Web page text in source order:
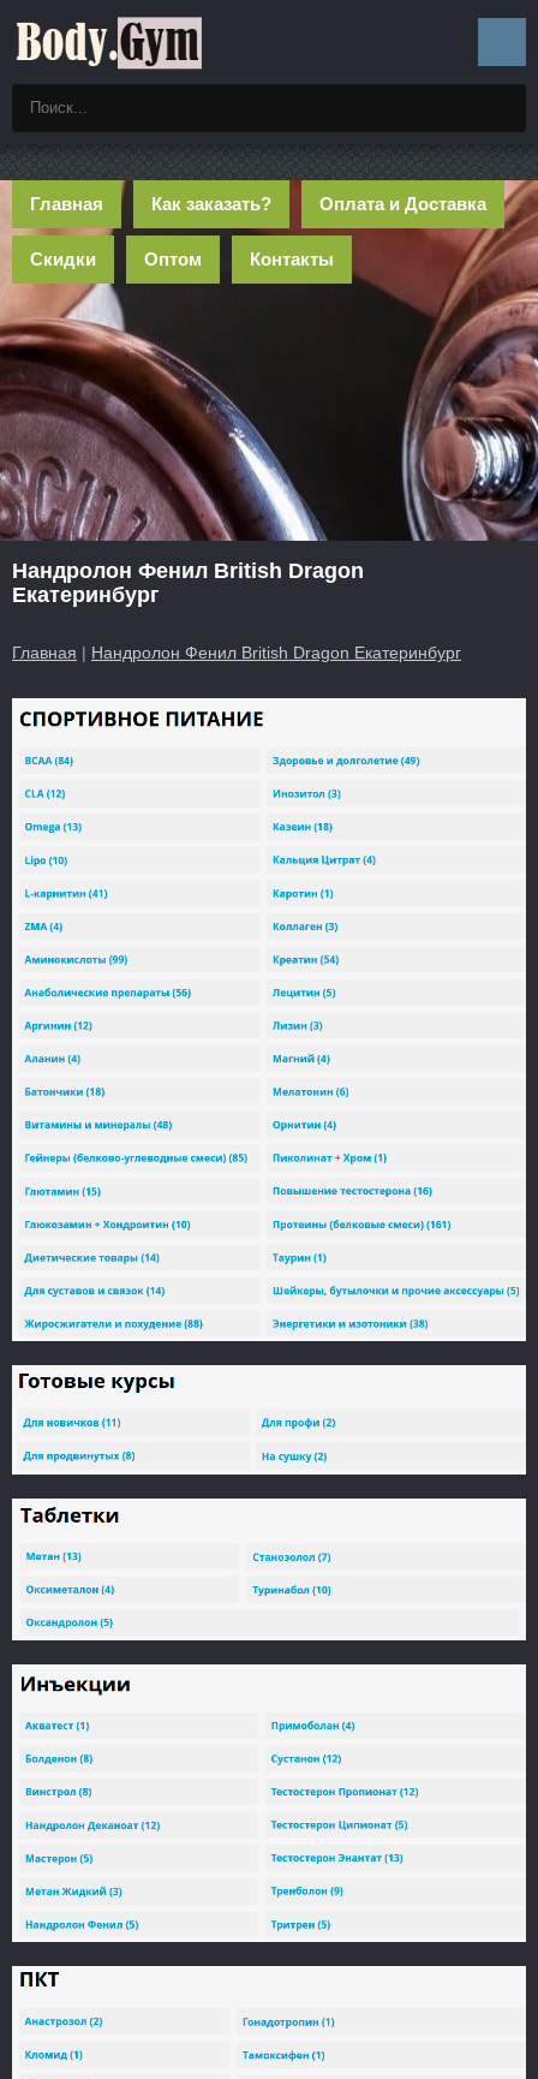
Главная Как заказать? Оплата и Доставка
Скидки Оптом Контакты
Нандролон Фенил British Dragon
Екатеринбург
Главная | Нандролон Фенил British Dragon Екатеринбург